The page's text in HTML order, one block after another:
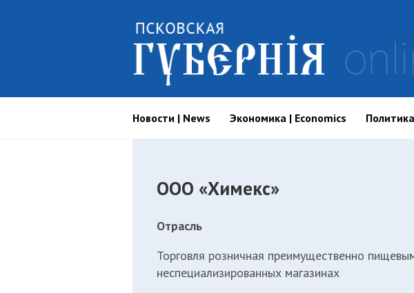
Новости | News Экономика | Economics
ООО «Химекс»
Отрасль
Торговля розничная преимущественно
неспециализированных магазинах